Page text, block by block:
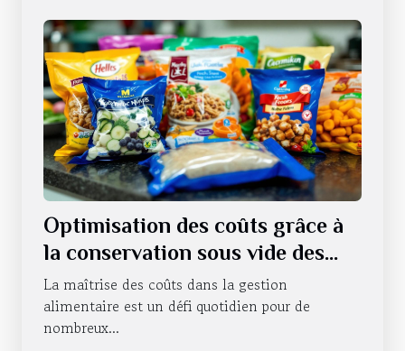
Optimisation des coûts grâce à
la conservation sous vide des
produits alimentaires
La maîtrise des coûts dans la gestion
alimentaire est un défi quotidien pour de
nombreux...